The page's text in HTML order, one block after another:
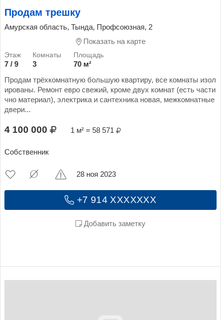
Продам трешку
Амурская область, Тында, Профсоюзная, 2
Показать на карте
7 / 9 3
70 м²
Продам трёхкомнатную большую квартиру, все комнаты изол
ированы. Ремонт евро свежий, кроме двух комнат (есть части
чно материал), электрика и сантехника новая, межкомнатные
двери...
4 100 000 1 м² = 58 571
Собственник
+7 914 XXXXXXX
Добавить заметку
28 ноя 2023